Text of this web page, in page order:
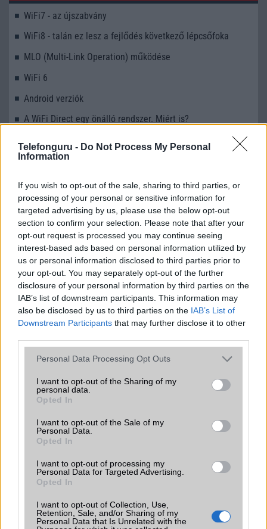
Telefonguru - Do Not Process My Personal
Information
If you wish to opt-out of the sale, sharing to third parties, or
processing of your personal or sensitive information for
targeted advertising by us, please use the below opt-out
section to confirm your selection. Please note that after your
opt-out request is processed you may continue seeing
interest-based ads based on personal information utilized by
us or personal information disclosed to third parties prior to
your opt-out. You may separately opt-out of the further
disclosure of your personal information by third parties on the
IAB’s list of downstream participants. This information may
also be disclosed by us to third parties on the IAB’s List of
Downstream Participants that may further disclose it to other
Please note that this website/app uses one or more Google
not limited to your visit or usage behaviour. You may click to
grant or deny consent to Google and its third-party tags to
use your data for below specified purposes in below Google
consent section.
Personal Data Processing Opt Outs
I want to opt-out of the Sharing of my
personal data.
Opted In
I want to opt-out of the Sale of my
Personal Data.
Opted In
I want to opt-out of processing my
Personal Data for Targeted Advertising.
Opted In
I want to opt-out of Collection, Use,
Retention, Sale, and/or Sharing of my
Personal Data that Is Unrelated with the
WiFi7 - az újszabvány
WiFi8 - talán ez lesz a fejlődés következő lépcsőfoka
MLO (Multi-Link Operation) működése
WiFi 6
Android verziók
A WiFi Direct egy önálló rendszer. Miért is?
MLO (Multi-Link Operation) működése
Mennyibe kerül
Keressen a telefonboltok ajánlatai között!
TELEFONOK GYORSLISTA
Márka :
HÍRLEVÉL